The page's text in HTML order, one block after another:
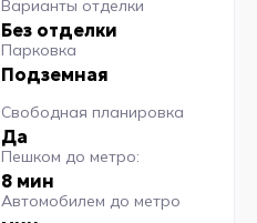
Варианты отделки
Без отделки
Парковка
Подземная
Свободная планировка
Да
Пешком до метро:
8 мин
Автомобилем до метро